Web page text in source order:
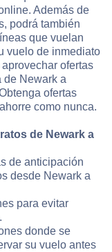
Además de
podrá también
que vuelan
vuelo de inmediato
ofertas
de Newark a
ofertas
como nunca.
de Newark a
de anticipación
desde Newark a
para evitar
donde se
su vuelo antes